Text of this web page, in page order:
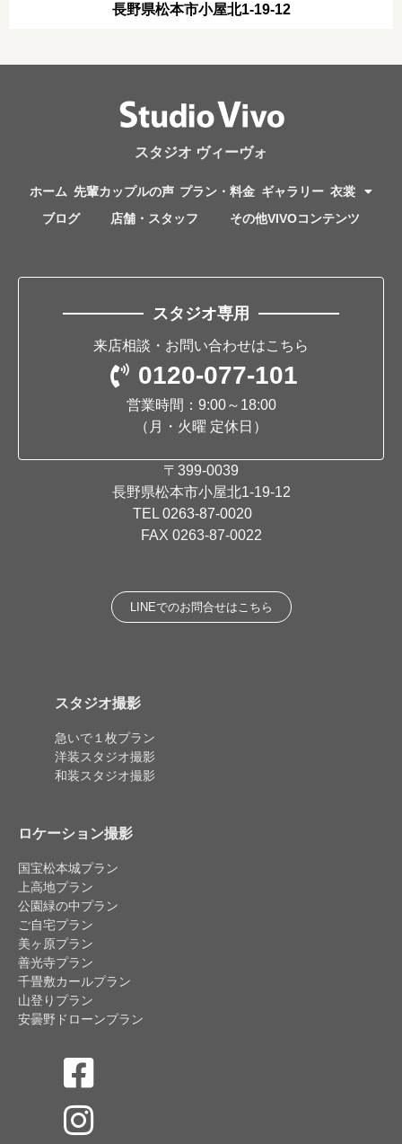
長野県松本市小屋北1-19-12
スタジオ ヴィーヴォ
ホーム 先輩カップルの声 プラン・料金 ギャラリー 衣裳
ブログ
店舗・スタッフ その他VIVOコンテンツ
スタジオ専用
来店相談・お問い合わせはこちら
0120-077-101
営業時間：9:00～18:00
（月・火曜 定休日）
〒399-0039
長野県松本市小屋北1-19-12
TEL 0263-87-0020
FAX 0263-87-0022
LINEでのお問合せはこちら
スタジオ撮影
急いで１枚プラン
洋装スタジオ撮影
和装スタジオ撮影
ロケーション撮影
国宝松本城プラン
上高地プラン
公園緑の中プラン
ご自宅プラン
美ヶ原プラン
善光寺プラン
千畳敷カールプラン
山登りプラン
安曇野ドローンプラン